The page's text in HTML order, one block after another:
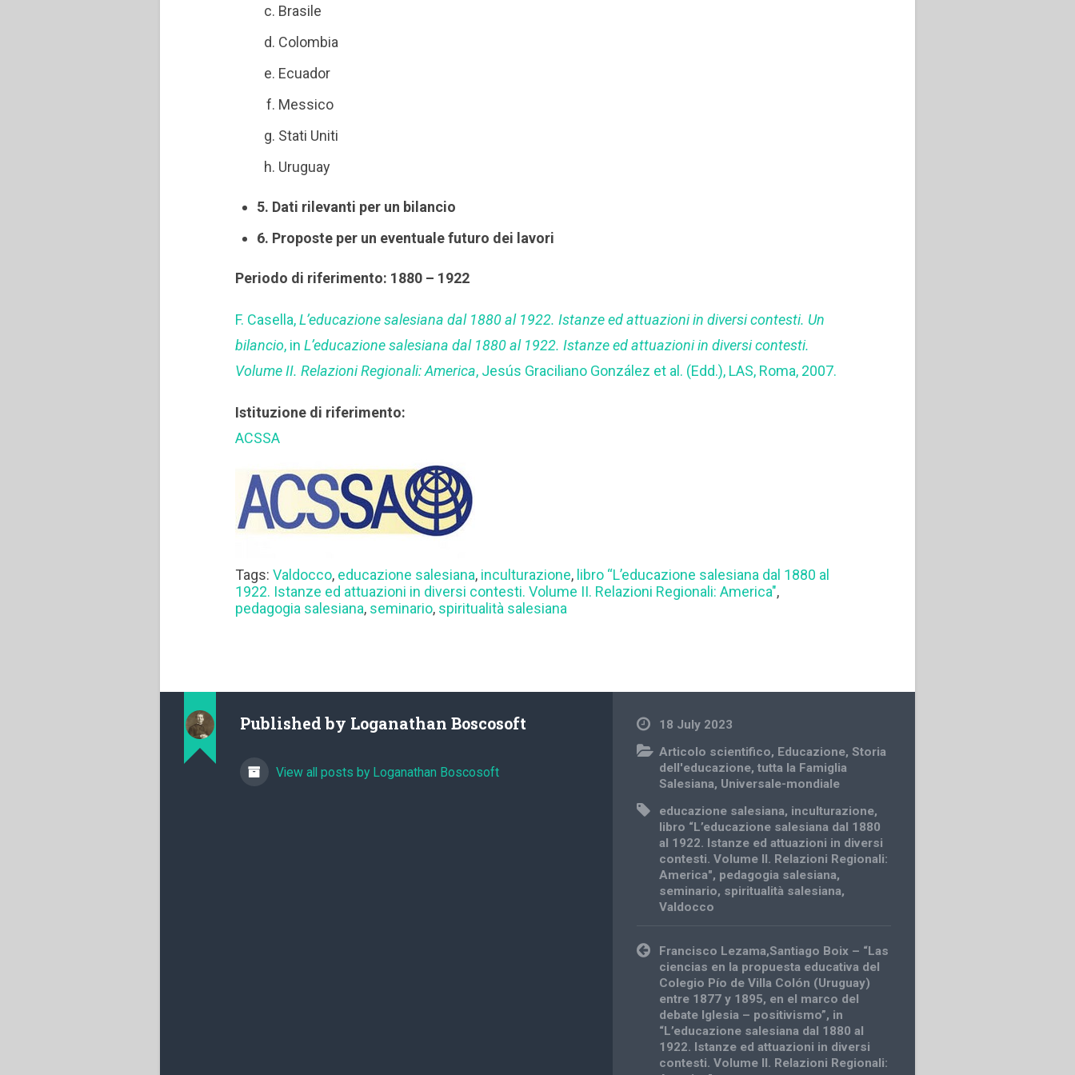
Brasile
Colombia
Ecuador
Messico
Stati Uniti
Uruguay
5. Dati rilevanti per un bilancio
6. Proposte per un eventuale futuro dei lavori
Periodo di riferimento: 1880 – 1922
F. Casella,L’educazione salesiana dal 1880 al 1922. Istanze ed attuazioni in diversi contesti. Un
bilancio, inL’educazione salesiana dal 1880 al 1922. Istanze ed attuazioni in diversi contesti.
Volume II. Relazioni Regionali: America, Jesús Graciliano González et al. (Edd.), LAS, Roma, 2007.
Istituzione di riferimento:
ACSSA
Tags:Valdocco, educazione salesiana, inculturazione, libro “L’educazione salesiana dal 1880 al
1922. Istanze ed attuazioni in diversi contesti. Volume II. Relazioni Regionali: America",
pedagogia salesiana, seminario, spiritualità salesiana
Published by Loganathan Boscosoft
View all posts by Loganathan Boscosoft
18 July 2023
Articolo scientifico, Educazione,Storia
dell'educazione,tutta la Famiglia
Salesiana, Universale-mondiale
educazione salesiana, inculturazione,
libro “L’educazione salesiana dal 1880
al 1922. Istanze ed attuazioni in diversi
contesti. Volume II. Relazioni Regionali:
America", pedagogia salesiana,
seminario, spiritualità salesiana,
Valdocco
Post
navigation
Francisco Lezama,Santiago Boix – “Las
ciencias en la propuesta educativa del
Colegio Pío de Villa Colón (Uruguay)
entre 1877 y 1895, en el marco del
debate Iglesia – positivismo”, in
“L’educazione salesiana dal 1880 al
1922. Istanze ed attuazioni in diversi
contesti. Volume II. Relazioni Regionali: